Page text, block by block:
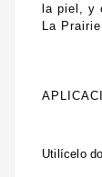
la piel, y
La
Utilícelo